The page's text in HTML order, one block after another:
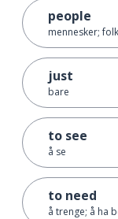
people
mennesker; folk
just
bare
to see
å se
to need
å trenge; å ha